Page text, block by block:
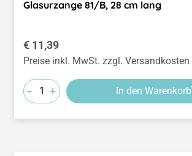
Glasurzange 81/B, 28 cm lang
Regulärer Preis:
€ 11,39
Preise inkl. MwSt. zzgl. Versandkosten
- + In den Warenkorb